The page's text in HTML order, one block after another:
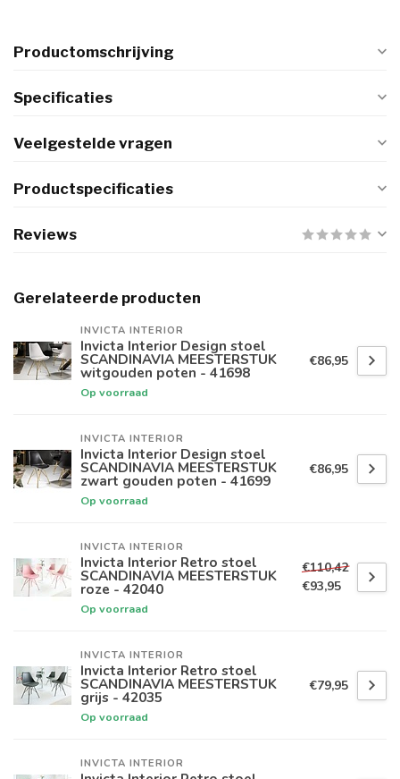
Productomschrijving
Specificaties
Veelgestelde vragen
Productspecificaties
Reviews
Gerelateerde producten
INVICTA INTERIOR
Invicta Interior Design stoel
SCANDINAVIA MEESTERSTUK
witgouden poten - 41698
Op voorraad
€86,95
INVICTA INTERIOR
Invicta Interior Design stoel
SCANDINAVIA MEESTERSTUK
zwart gouden poten - 41699
Op voorraad
€86,95
INVICTA INTERIOR
Invicta Interior Retro stoel
SCANDINAVIA MEESTERSTUK
roze - 42040
Op voorraad
€110,42
€93,95
INVICTA INTERIOR
Invicta Interior Retro stoel
SCANDINAVIA MEESTERSTUK
grijs - 42035
Op voorraad
€79,95
INVICTA INTERIOR